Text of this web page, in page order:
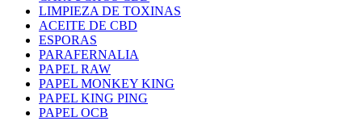
LIMPIEZA DE TOXINAS
ACEITE DE CBD
ESPORAS
PARAFERNALIA
PAPEL RAW
PAPEL MONKEY KING
PAPEL KING PING
PAPEL OCB